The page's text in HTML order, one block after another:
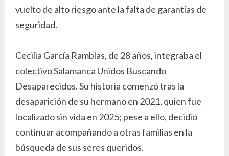
vuelto de alto riesgo ante la falta de garantías de
seguridad.
Cecilia García Ramblas, de 28 años, integraba el
colectivo Salamanca Unidos Buscando
Desaparecidos. Su historia comenzó tras la
desaparición de su hermano en 2021, quien fue
localizado sin vida en 2025; pese a ello, decidió
continuar acompañando a otras familias en la
búsqueda de sus seres queridos.